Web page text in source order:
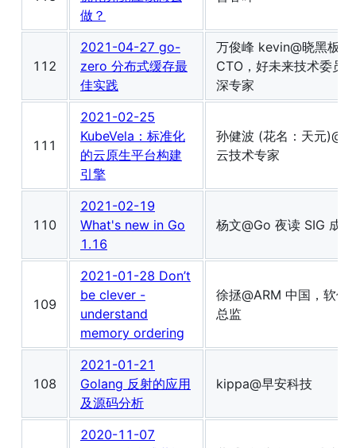
做？
112
2021-04-27 go-
zero 分布式缓存最
佳实践
万俊峰 kevin@晓黑板
CTO，好未来技术委员
深专家
111
2021-02-25
KubeVela：标准化
的云原生平台构建
引擎
孙健波 (花名：天元)@
云技术专家
110
2021-02-19
What's new in Go
1.16
杨文@Go 夜读 SIG 成员
109
2021-01-28 Don’t
be clever -
understand
memory ordering
徐拯@ARM 中国，软件
总监
108
2021-01-21
Golang 反射的应用
及源码分析
kippa@早安科技
2020-11-07